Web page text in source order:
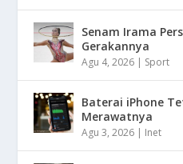
Senam Irama
Gerakannya
Agu 4, 2026 | Sport
Baterai iPhone
Merawatnya
Agu 3, 2026 | Inet